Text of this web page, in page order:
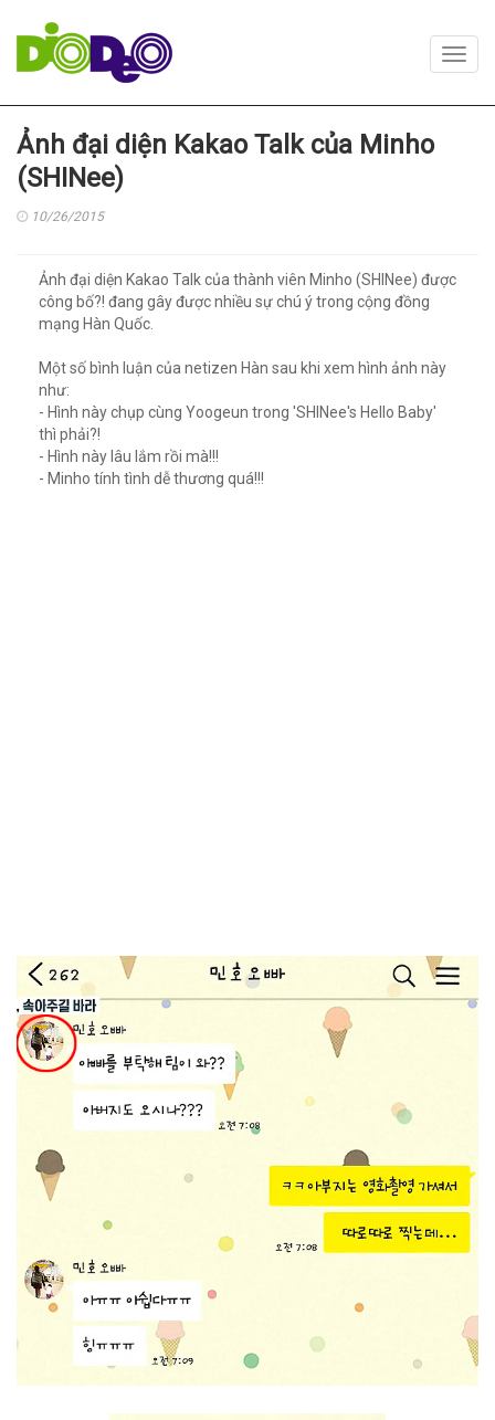
Ảnh đại diện Kakao Talk của Minho
(SHINee)
10/26/2015
Ảnh đại diện Kakao Talk của thành viên Minho (SHINee) được
công bố?! đang gây được nhiều sự chú ý trong cộng đồng
mạng Hàn Quốc.
Một số bình luận của netizen Hàn sau khi xem hình ảnh này
như:
- Hình này chụp cùng Yoogeun trong 'SHINee's Hello Baby'
thì phải?!
- Hình này lâu lắm rồi mà!!!
- Minho tính tình dễ thương quá!!!